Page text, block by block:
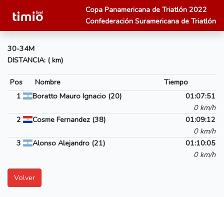
Copa Panamericana de Triatlón 2022
Confederación Suramericana de Triatlón
30-34M
DISTANCIA: ( km)
Pos Nombre
Tiempo
1
Boratto Mauro Ignacio (20)
01:07:51
0 km/h
2
Cosme Fernandez (38)
01:09:12
0 km/h
3
Alonso Alejandro (21)
01:10:05
0 km/h
Volver